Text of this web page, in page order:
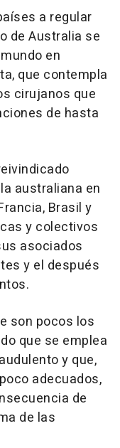
a regular
de Australia se
en
que contempla
cirujanos que
de hasta
australiana en
Brasil y
y colectivos
asociados
y el después
son pocos los
que se emplea
y que,
adecuados,
de
de las